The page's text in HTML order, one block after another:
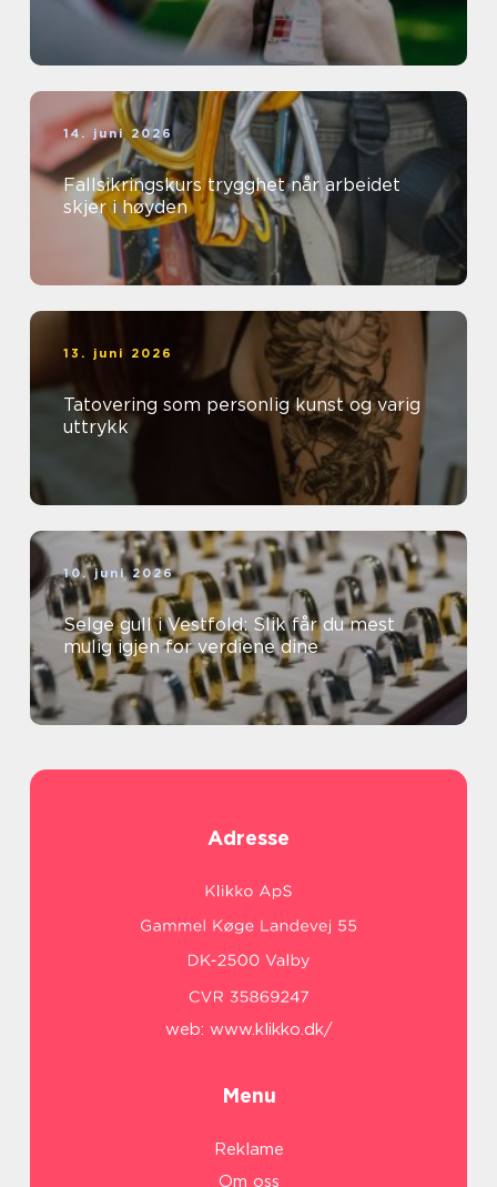
14. juni 2026
Fallsikringskurs trygghet når arbeidet
skjer i høyden
13. juni 2026
Tatovering som personlig kunst og varig
uttrykk
10. juni 2026
Selge gull i Vestfold: Slik får du mest
mulig igjen for verdiene dine
Adresse
web: www.klikko.dk/
Menu
Reklame
Om oss